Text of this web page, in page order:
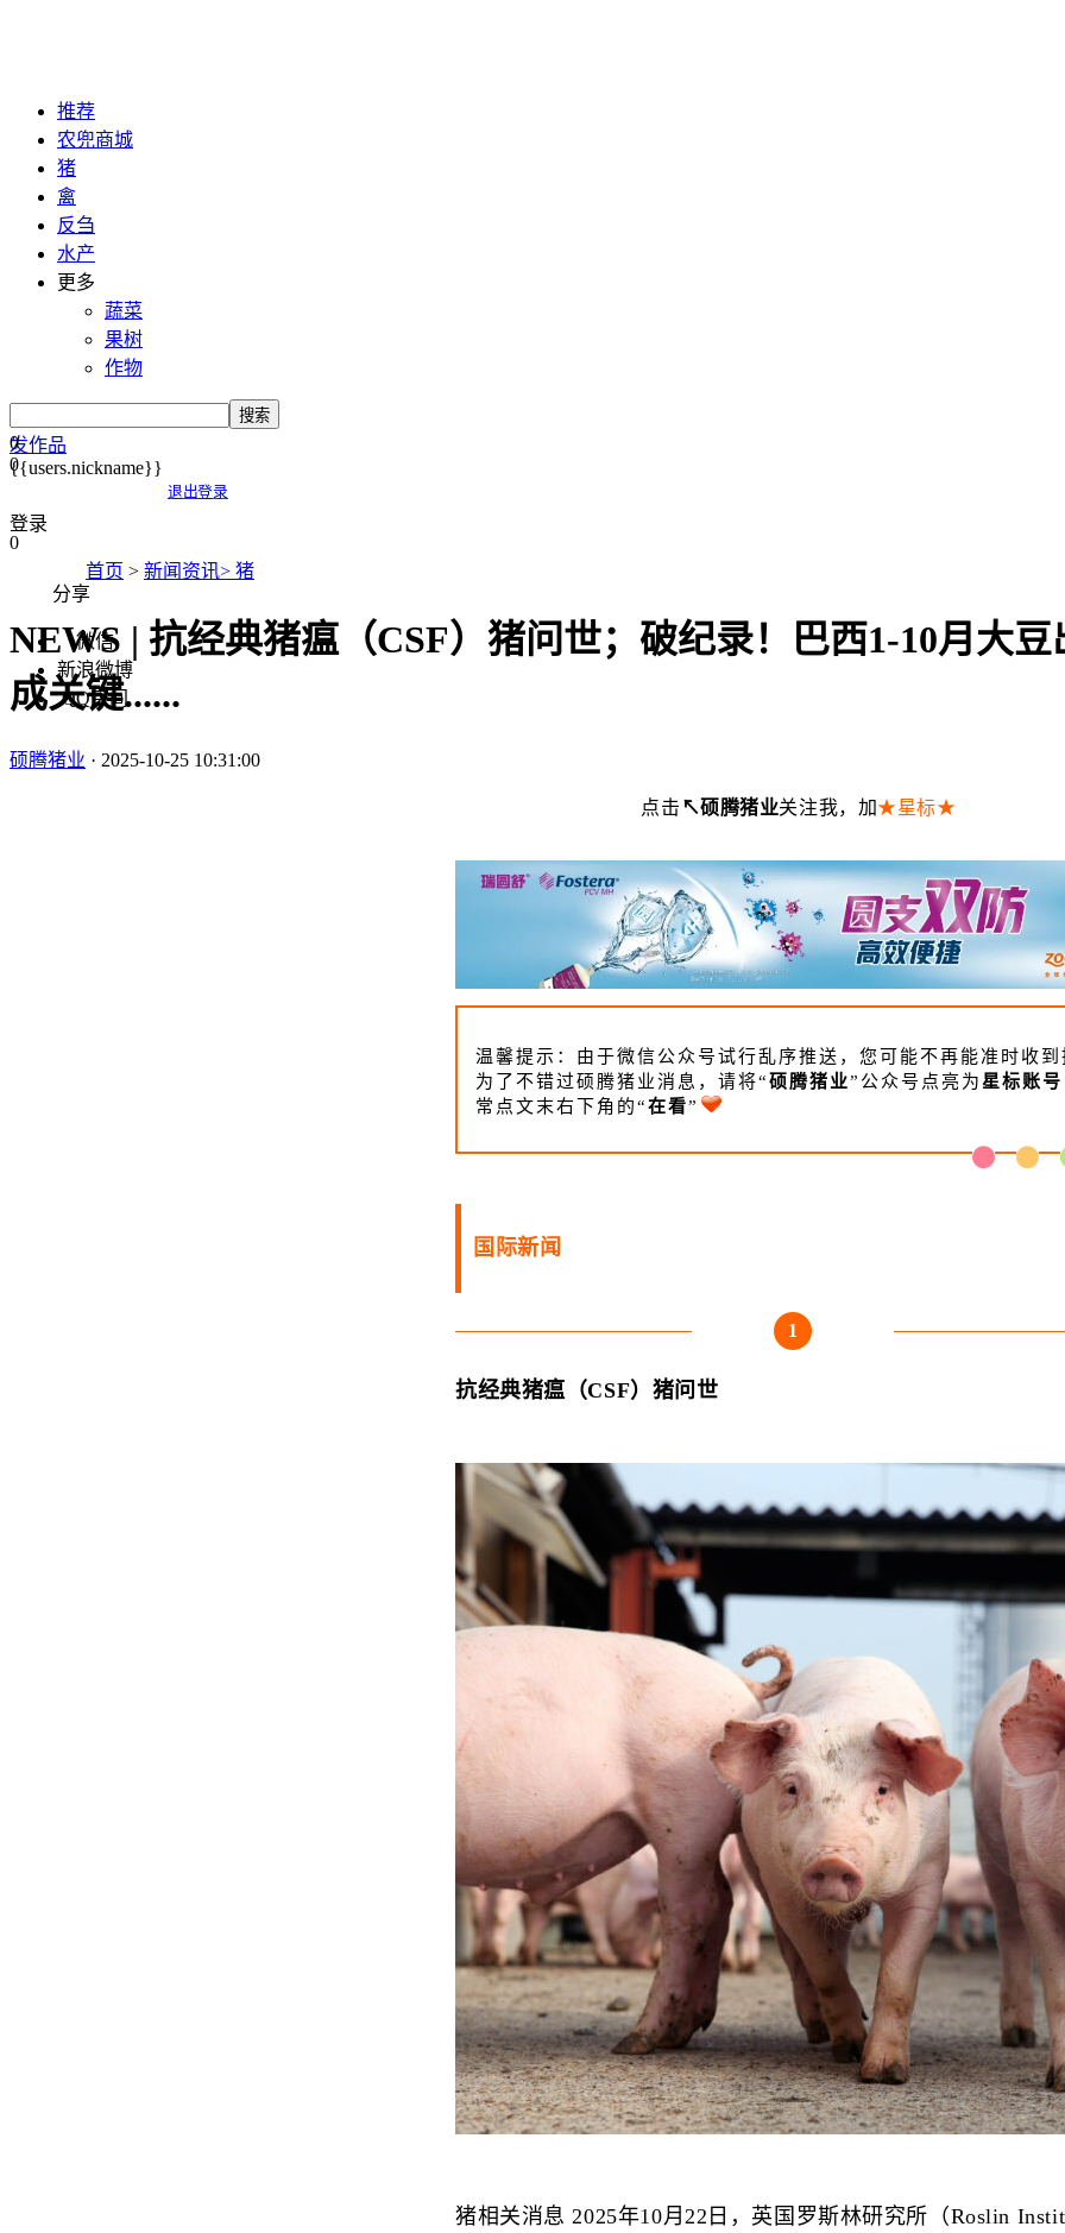
推荐
农兜商城
猪
禽
反刍
水产
更多
蔬菜
果树
作物
搜索
发作品
{{users.nickname}}
退出登录
登录
首页 > 新闻资讯> 猪
0
0
0
分享
微信
新浪微博
QQ空间
NEWS | 抗经典猪瘟（CSF）猪问世；破纪录！巴西1-10月大
成关键......
硕腾猪业 · 2025-10-25 10:31:00
点击 ↖硕腾猪业关注我，加★星标★
温馨提示：由于微信公众号试行乱序推送，您可能不再能准时收
为了不错过硕腾猪业消息，请将“硕腾猪业”公众号点亮为星标账号
常点文末右下角的“在看”
国际新闻
1
抗经典猪瘟（CSF）猪问世
猪相关消息 2025年10月22日，英国罗斯林研究所（Roslin